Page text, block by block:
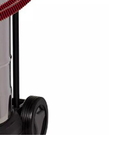
to load due
disclosed to the
needs to setup
to add this content
used.
Consent
Platform